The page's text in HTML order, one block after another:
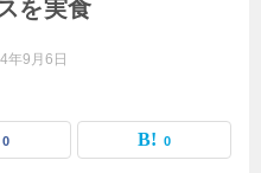
を実食
年9月6日
0 0